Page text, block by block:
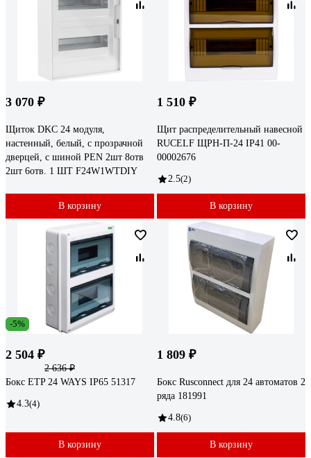
3 070 ₽
Щиток DKC 24 модуля,
настенный, белый, с прозрачной
дверцей, с шиной PEN 2шт 8отв
2шт 6отв. 1 ШТ F24W1WTDIY
В корзину
1 510 ₽
Щит распределительный навесной
RUCELF ЩРН-П-24 IP41 00-
00002676
2.5(2)
В корзину
-5%
2 504 ₽
2 636 ₽
Бокс ETP 24 WAYS IP65 51317
4.3(4)
В корзину
1 809 ₽
Бокс Rusconnect для 24 автоматов 2
ряда 181991
4.8(6)
В корзину